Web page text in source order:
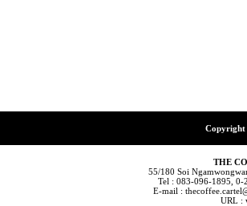
Copyright
THE
55/180 Soi
Tel : 083-096-1895,
E-mail :
URL :